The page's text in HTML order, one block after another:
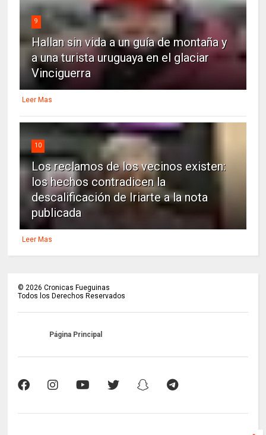
9
Hallan sin vida a un guía de montaña y
a una turista uruguaya en el glaciar
Vinciguerra
Leer Mas
10
Los reclamos de los vecinos existen:
los hechos contradicen la
descalificación de Iriarte a la nota
publicada
Leer Mas
©2026 Cronicas Fueguinas
Todos los Derechos Reservados
Página Principal